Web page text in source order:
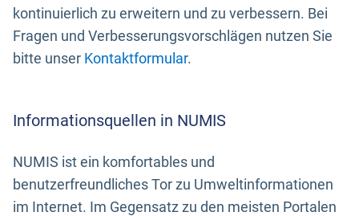
kontinuierlich zu erweitern und zu verbessern. Bei
Fragen und Verbesserungsvorschlägen nutzen Sie
bitte unser Kontaktformular.
Informationsquellen in NUMIS
NUMIS ist ein komfortables und
benutzerfreundliches Tor zu Umweltinformationen
im Internet. Im Gegensatz zu den meisten Portalen